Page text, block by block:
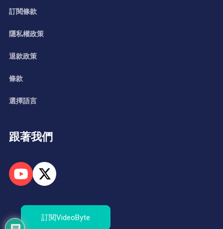
訂閱條款
隱私權政策
退款政策
條款
選擇語言
跟著我們
訂閱VideoByte